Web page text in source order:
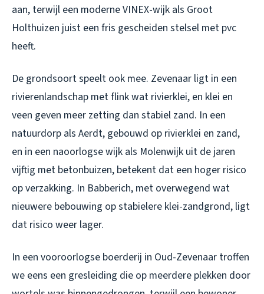
aan, terwijl een moderne VINEX-wijk als Groot
Holthuizen juist een fris gescheiden stelsel met pvc
heeft.
De grondsoort speelt ook mee. Zevenaar ligt in een
rivierenlandschap met flink wat rivierklei, en klei en
veen geven meer zetting dan stabiel zand. In een
natuurdorp als Aerdt, gebouwd op rivierklei en zand,
en in een naoorlogse wijk als Molenwijk uit de jaren
vijftig met betonbuizen, betekent dat een hoger risico
op verzakking. In Babberich, met overwegend wat
nieuwere bebouwing op stabielere klei-zandgrond, ligt
dat risico weer lager.
In een vooroorlogse boerderij in Oud-Zevenaar troffen
we eens een gresleiding die op meerdere plekken door